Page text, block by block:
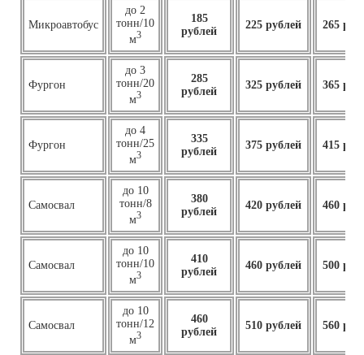
Микроавтобус
до 2
тонн/10
м3
185
рублей
225 рублей 265
Фургон
до 3
тонн/20
м3
285
рублей
325 рублей 365
Фургон
до 4
тонн/25
м3
335
рублей
375 рублей 415
Самосвал
до 10
тонн/8
м3
380
рублей
420 рублей 460
Самосвал
до 10
тонн/10
м3
410
рублей
460 рублей 500
Самосвал
до 10
тонн/12
м3
460
рублей
510 рублей 560